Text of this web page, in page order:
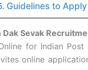
Guidelines to
Dak Sevak
for Indian Post
online